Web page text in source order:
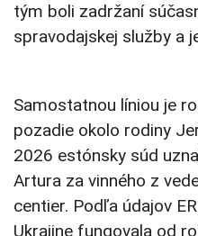
tým boli zadržaní
spravodajskej služby a
Samostatnou líniou je
pozadie okolo rodiny
2026 estónsky súd
Artura za vinného z
centier. Podľa údajov
Ukrajine fungovala od